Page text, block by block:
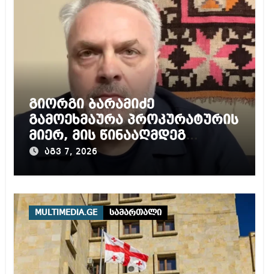
გიორგი ბარამიძე
გამოეხმაურა პროკურატურის
მიერ, მის წინააღმდეგ
დაწყებულ გამოძიებას
აგვ 7, 2026
MULTIMEDIA.GE სამართალი